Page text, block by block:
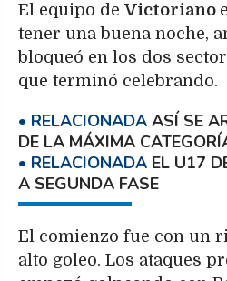
El equipo de Victoriano
tener una buena noche,
bloqueó en los dos
que terminó celebrando.
ASÍ SE
DE LA MÁXIMA
EL U17
A SEGUNDA FASE
El comienzo fue con un
alto goleo. Los ataques